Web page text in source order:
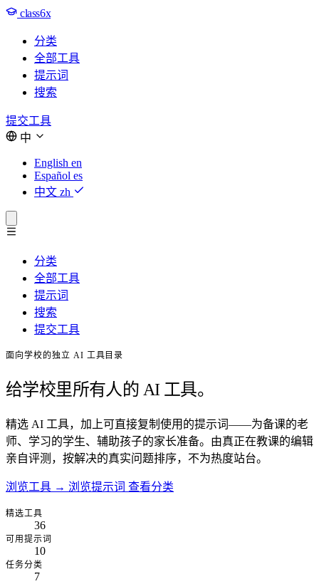
class6x
分类
全部工具
提示词
搜索
提交工具
中
English en
Español es
中文 zh
分类
全部工具
提示词
搜索
提交工具
面向学校的独立 AI 工具目录
给学校里所有人的 AI 工具。
精选 AI 工具，加上可直接复制使用的提示词——为备课的老
师、学习的学生、辅助孩子的家长准备。由真正在教课的编辑
亲自评测，按解决的真实问题排序，不为热度站台。
浏览工具 → 浏览提示词 查看分类
精选工具
36
可用提示词
10
任务分类
7